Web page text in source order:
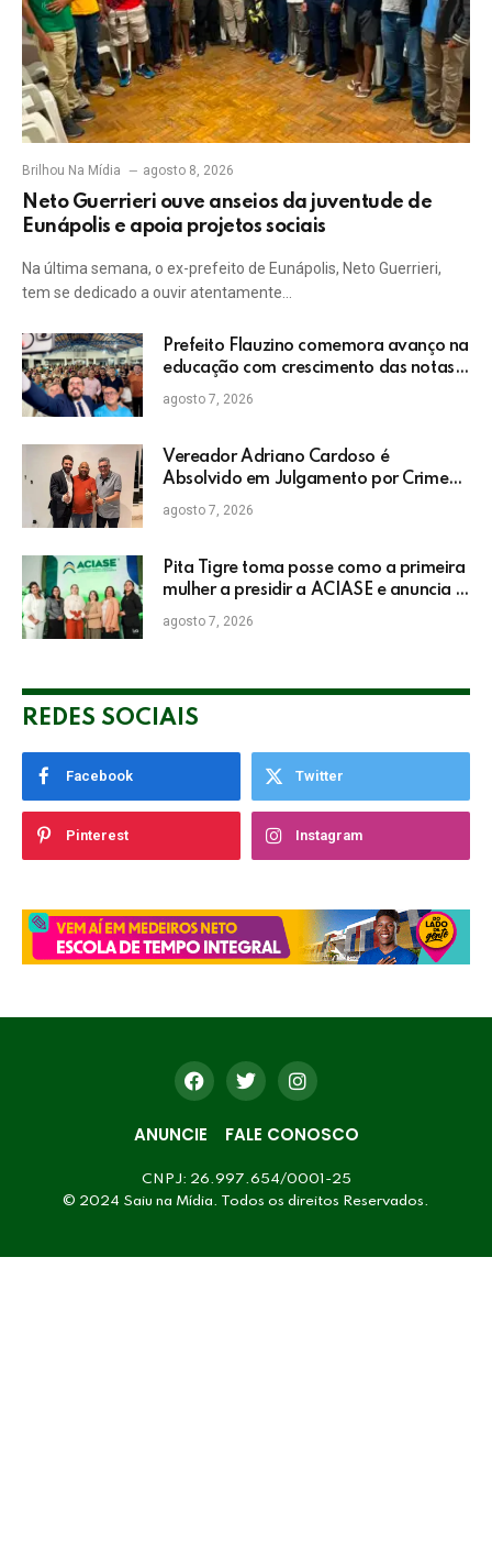
Brilhou Na Mídia agosto 8, 2026
Neto Guerrieri ouve anseios da juventude de
Eunápolis e apoia projetos sociais
Na última semana, o ex-prefeito de Eunápolis, Neto Guerrieri,
tem se dedicado a ouvir atentamente…
Prefeito Flauzino comemora avanço na
educação com crescimento das notas
do IDEB da rede pública de Itabela
agosto 7, 2026
Vereador Adriano Cardoso é
Absolvido em Julgamento por Crime
Eleitoral no TRE
agosto 7, 2026
Pita Tigre toma posse como a primeira
mulher a presidir a ACIASE e anuncia a
retomada do Prêmio Destaque
Empresarial
agosto 7, 2026
REDES SOCIAIS
Facebook Twitter
Pinterest Instagram
ANUNCIE FALE CONOSCO
CNPJ: 26.997.654/0001-25
© 2024 Saiu na Mídia. Todos os direitos Reservados.